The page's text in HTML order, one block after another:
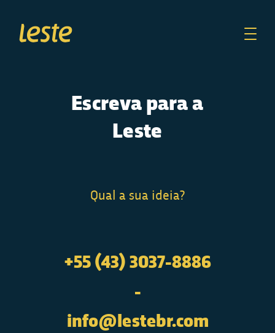
Escreva paraa
Leste
Qual a sua ideia?
+55 (43) 3037-8886
-
info@lestebr.com